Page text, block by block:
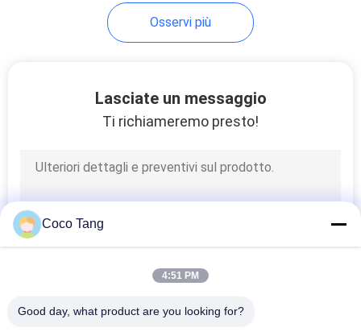
Osservi più
Lasciate un messaggio
Ti richiameremo presto!
Coco Tang
4:51 PM
Good day, what product are you looking for?